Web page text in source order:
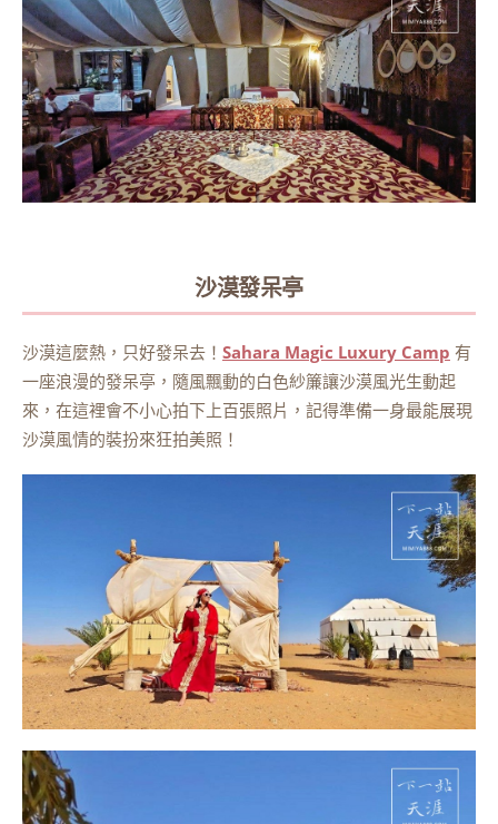
沙漠發呆亭
沙漠這麼熱，只好發呆去！ Sahara Magic Luxury Camp 有
一座浪漫的發呆亭，隨風飄動的白色紗簾讓沙漠風光生動起
來，在這裡會不小心拍下上百張照片，記得準備一身最能展現
沙漠風情的裝扮來狂拍美照！